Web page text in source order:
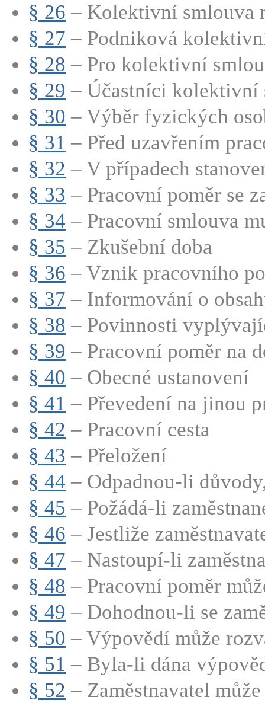
§ 26 – Kolektivní smlouva
§ 27 – Podniková
§ 28 – Pro kolektivní
§ 29 – Účastníci kolektivní
§ 30 – Výběr fyzických
§ 31 – Před uzavřením
§ 32 – V případech
§ 33 – Pracovní poměr se
§ 34 – Pracovní smlouva
§ 35 – Zkušební doba
§ 36 – Vznik pracovního
§ 37 – Informování o
§ 38 – Povinnosti
§ 39 – Pracovní poměr na
§ 40 – Obecné ustanovení
§ 41 – Převedení na jinou
§ 42 – Pracovní cesta
§ 43 – Přeložení
§ 44 – Odpadnou-li
§ 45 – Požádá-li
§ 46 – Jestliže
§ 47 – Nastoupí-li
§ 48 – Pracovní poměr
§ 49 – Dohodnou-li se
§ 50 – Výpovědí může
§ 51 – Byla-li dána
§ 52 – Zaměstnavatel